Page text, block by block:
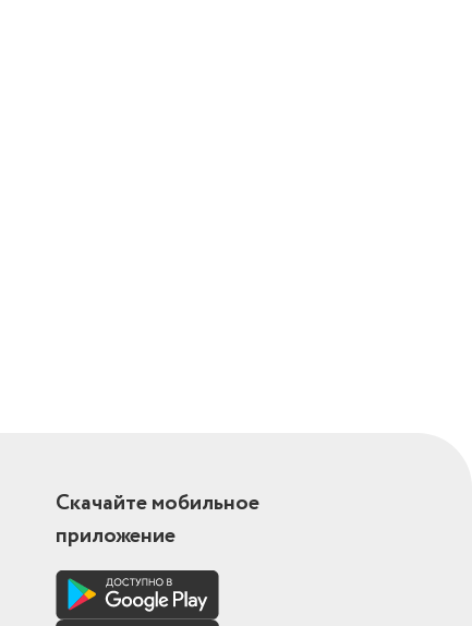
Скачайте мобильное
приложение